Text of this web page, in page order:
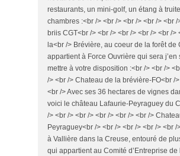
restaurants, un mini-golf, un étang à
chambres :<br /> <br /> <br /> <br /> <br
briis CGT<br /> <br /> <br /> <br /> <br />
la<br /> Brévière, au coeur de la forêt de
appartient à Force Ouvrière qui sera j’en
mettre à votre disposition :<br /> <br />
/> <br /> Chateau de la brévière-FO<br /
<br /> Avec ses 36 hectares de vignes
voici le château Lafaurie-Peyraguey du
/> <br /> <br /> <br /> <br /> <br />
Peyraguey<br /> <br /> <br /> <br /> <br
à Vallière dans la Creuse, entouré de
qui appartient au Comité d’Entreprise de